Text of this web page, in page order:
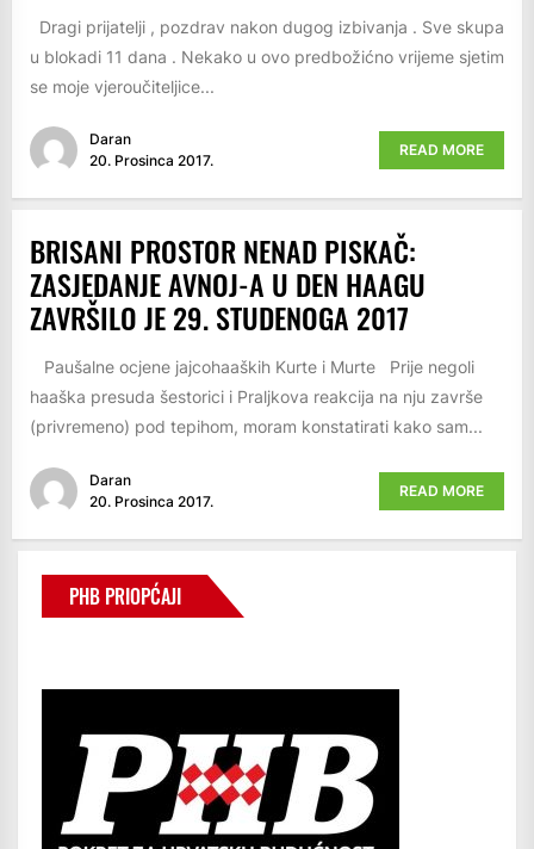
Dragi prijatelji , pozdrav nakon dugog izbivanja . Sve skupa
u blokadi 11 dana . Nekako u ovo predbožićno vrijeme sjetim
se moje vjeroučiteljice...
Daran
20. Prosinca 2017.
READ MORE
BRISANI PROSTOR NENAD PISKAČ:
ZASJEDANJE AVNOJ-A U DEN HAAGU
ZAVRŠILO JE 29. STUDENOGA 2017
Paušalne ocjene jajcohaaških Kurte i Murte Prije negoli
haaška presuda šestorici i Praljkova reakcija na nju završe
(privremeno) pod tepihom, moram konstatirati kako sam...
Daran
20. Prosinca 2017.
READ MORE
PHB PRIOPĆAJI